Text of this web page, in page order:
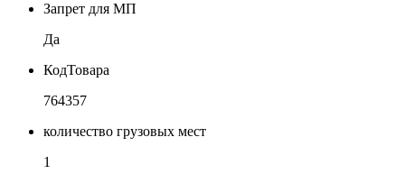
Запрет для МП
Да
КодТовара
764357
количество грузовых мест
1